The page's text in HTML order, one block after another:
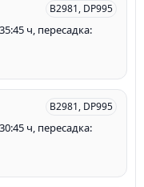
B2981, DP995
ч, пересадка:
B2981, DP995
ч, пересадка: